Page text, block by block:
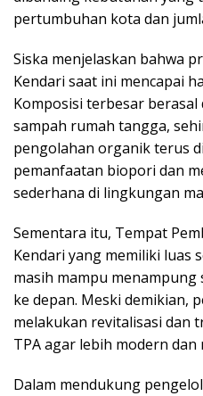
pertumbuhan kota dan
Siska menjelaskan bahwa
Kendari saat ini mencapai
Komposisi terbesar berasal
sampah rumah tangga,
pengolahan organik terus
pemanfaatan biopori dan
sederhana di lingkungan
Sementara itu, Tempat
Kendari yang memiliki luas
masih mampu
ke depan. Meski demikian,
melakukan revitalisasi dan
TPA agar lebih modern
Dalam mendukung